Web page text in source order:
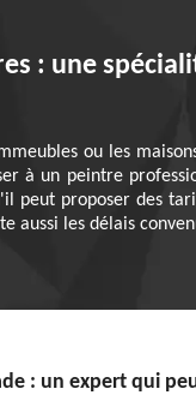
: une
ou les
à un peintre
peut proposer des
aussi les délais
: un expert qui